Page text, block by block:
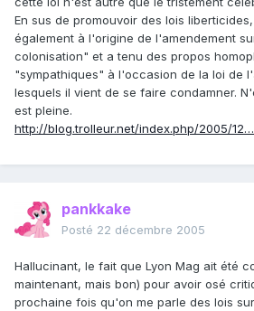
En sus de promouvoir des lois
également à l'origine de l'amendement
colonisation" et a tenu des propos
"sympathiques" à l'occasion de la loi de
lesquels il vient de se faire condamner.
est pleine.
http://blog.trolleur.net/index.php/2005/
pankkake
Posté 22 décembre 2005
Hallucinant, le fait que Lyon Mag ait été
maintenant, mais bon) pour avoir osé
prochaine fois qu'on me parle des lois